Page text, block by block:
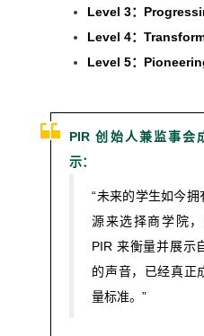
Level 3：
Level 4：
Level 5：
PIR 创始人兼监事会
示：
“未来的学生如今
源来选择商学院
PIR 来衡量并展示
的声音，已经真正
量标准。”